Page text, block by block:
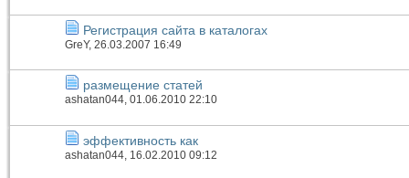
Регистрация сайта в каталогах
GreY, 26.03.2007 16:49
размещение статей
ashatan044, 01.06.2010 22:10
эффективность как
ashatan044 , 16.02.2010 09:12